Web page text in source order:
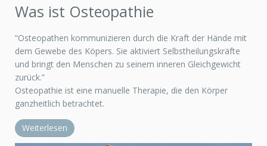
Was ist Osteopathie
“Osteopathen kommunizieren durch die Kraft der Hände mit
dem Gewebe des Köpers. Sie aktiviert Selbstheilungskräfte
und bringt den Menschen zu seinem inneren Gleichgewicht
zurück.”
Osteopathie ist eine manuelle Therapie, die den Körper
ganzheitlich betrachtet.
Weiterlesen